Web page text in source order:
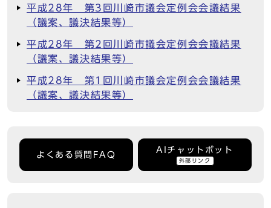
平成28年 第3回川崎市議会定例会会議結果
（議案、議決結果等）
平成28年 第2回川崎市議会定例会会議結果
（議案、議決結果等）
平成28年 第1回川崎市議会定例会会議結果
（議案、議決結果等）
よくある質問FAQ
AIチャットボット
外部リンク